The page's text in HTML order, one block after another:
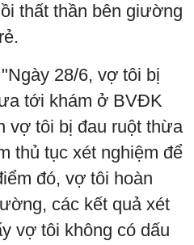
thất thần bên giường
28/6, vợ tôi bị
tới khám ở BVĐK
vợ tôi bị đau ruột thừa
thủ tục xét nghiệm để
đó, vợ tôi hoàn
các kết quả xét
vợ tôi không có dấu